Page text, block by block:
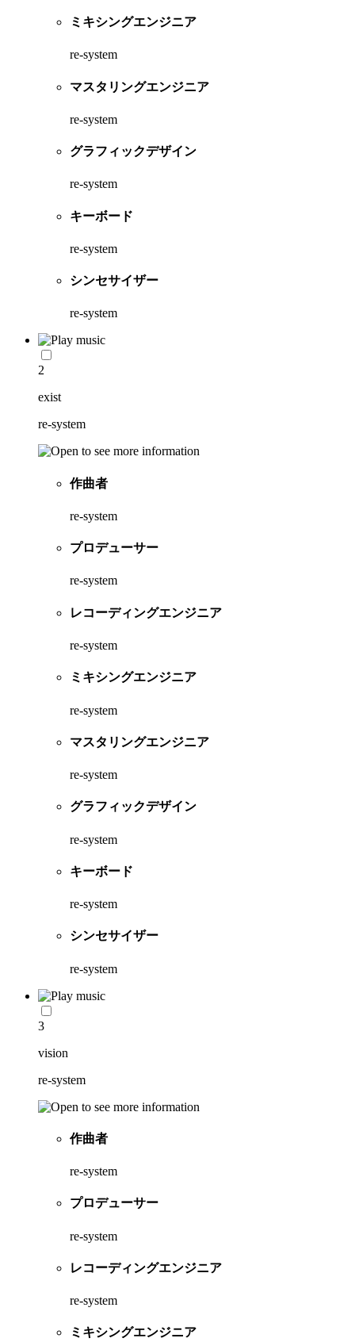
ミキシングエンジニア
re-system
マスタリングエンジニア
re-system
グラフィックデザイン
re-system
キーボード
re-system
シンセサイザー
re-system
2
exist
re-system
作曲者
re-system
プロデューサー
re-system
レコーディングエンジニア
re-system
ミキシングエンジニア
re-system
マスタリングエンジニア
re-system
グラフィックデザイン
re-system
キーボード
re-system
シンセサイザー
re-system
3
vision
re-system
作曲者
re-system
プロデューサー
re-system
レコーディングエンジニア
re-system
ミキシングエンジニア